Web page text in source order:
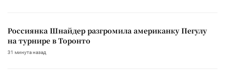
Россиянка Шнайдер разгромила американку Пегулу
на турнире в Торонто
31 минута назад